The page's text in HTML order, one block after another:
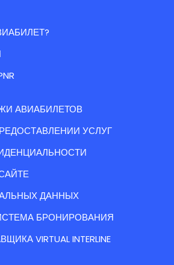
АВИАБИЛЕТОВ
УСЛУГ
ДАННЫХ
БРОНИРОВАНИЯ
VIRTUAL INTERLINE